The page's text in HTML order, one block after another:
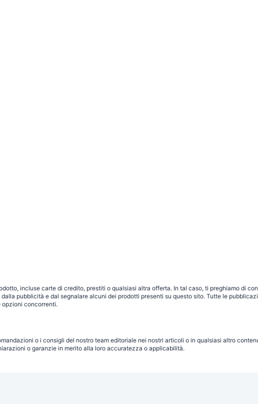
incluse carte di credito, prestiti o qualsiasi altra offerta. In tal caso, ti preghiamo di
pubblicità e dal segnalare alcuni dei prodotti presenti su questo sito. Tutte le
opzioni concorrenti.
o i consigli del nostro team editoriale nei nostri articoli o in qualsiasi altro
o garanzie in merito alla loro accuratezza o applicabilità.